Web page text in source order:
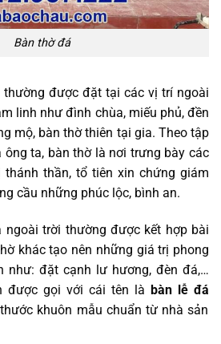
Bàn thờ đá
được đặt tại các vị trí ngoài
linh như đình chùa, miếu phủ, đền
mộ, bàn thờ thiên tại gia. Theo tập
ta, bàn thờ là nơi trưng bày các
thần, tổ tiên xin chứng giám
cầu những phúc lộc, bình an.
ngoài trời thường được kết hợp bài
khác tạo nên những giá trị phong
như: đặt cạnh lư hương, đèn đá,…
được gọi với cái tên là bàn lễ đá
khuôn mẫu chuẩn từ nhà sản